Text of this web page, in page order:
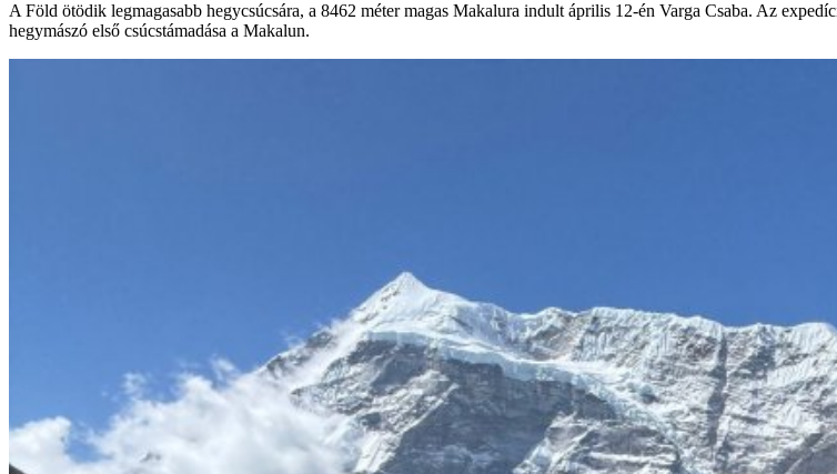
A Föld ötödik legmagasabb hegycsúcsára, a 8462 méter magas Makalura indult április 12-én Varga Csaba. Az
hegymászó első csúcstámadása a Makalun.